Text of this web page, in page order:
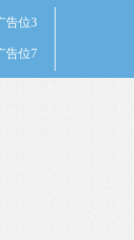
告位3
告位7